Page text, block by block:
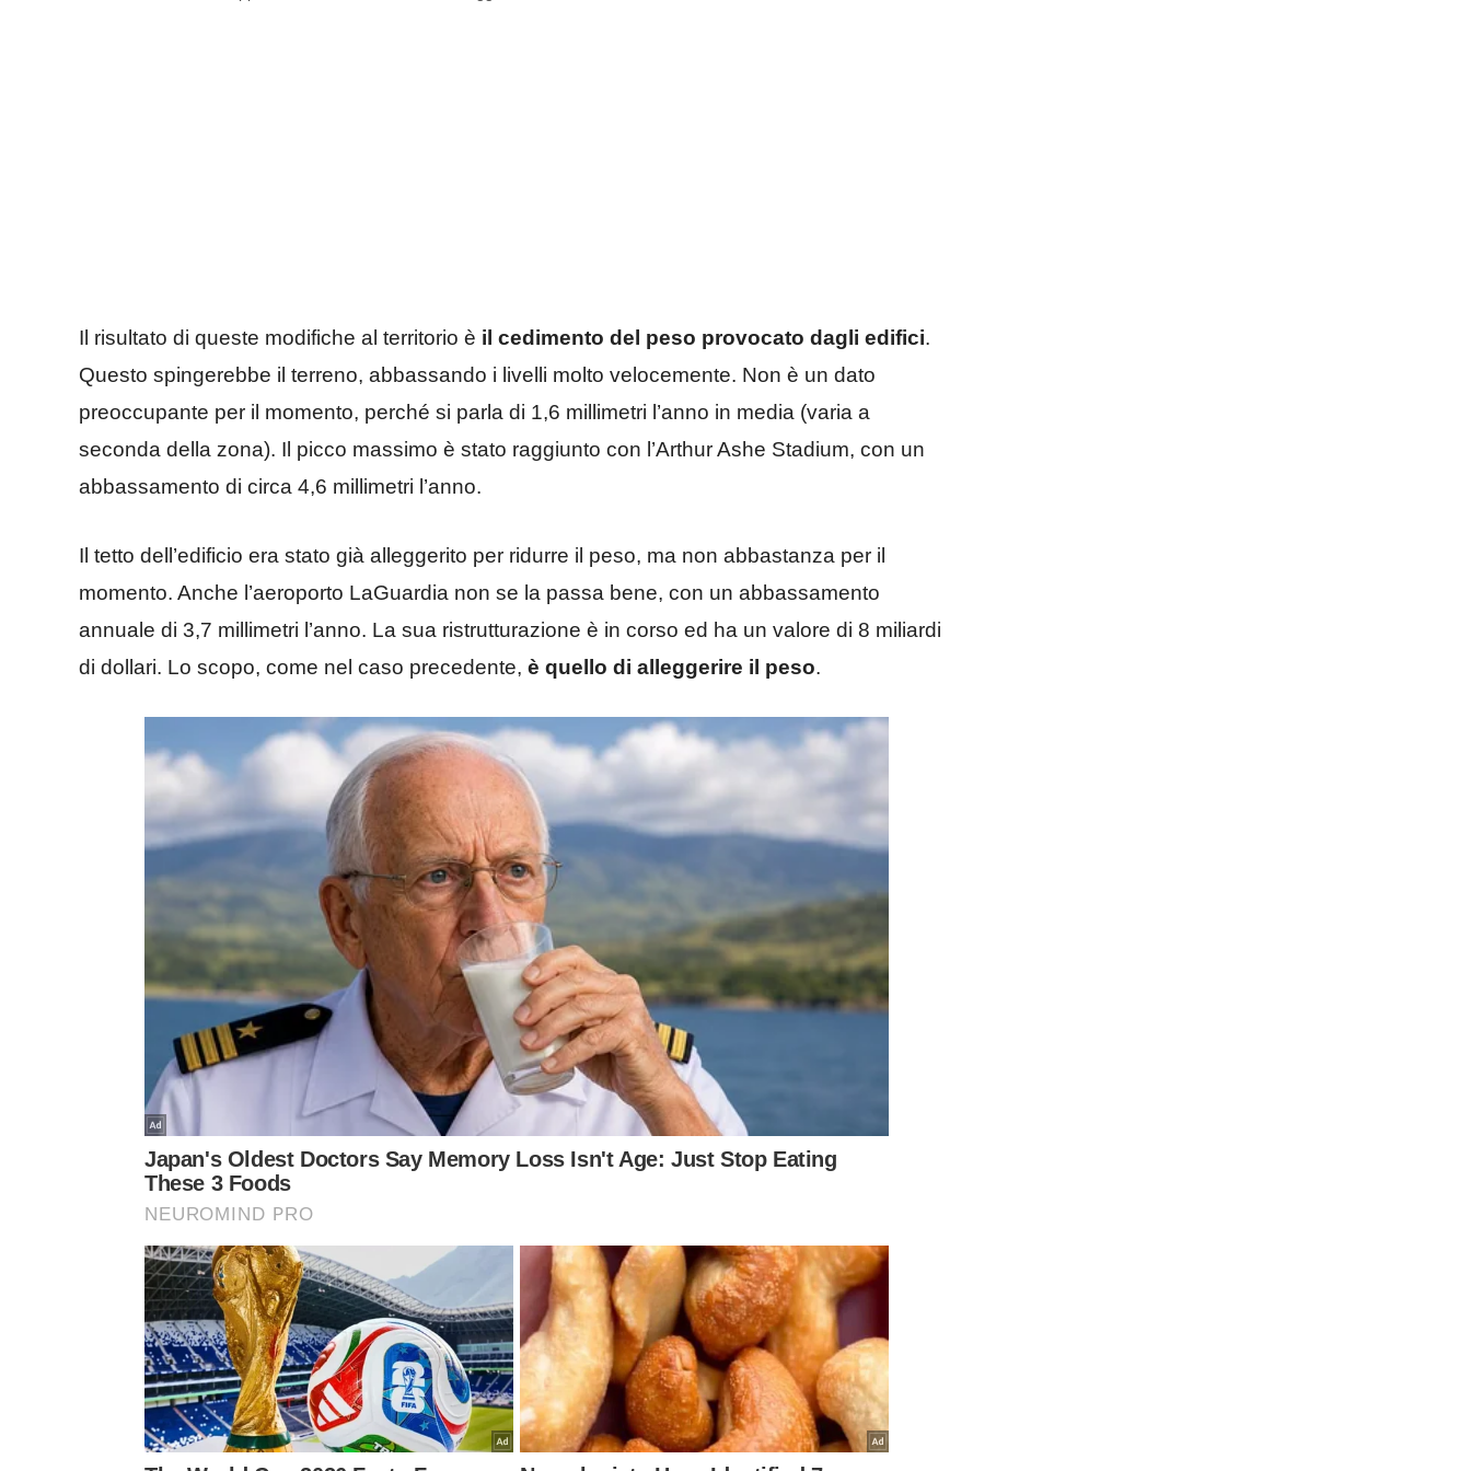
Il risultato di queste modifiche al territorio è il cedimento del peso provocato dagli edifici.
Questo spingerebbe il terreno, abbassando i livelli molto velocemente. Non è un dato
preoccupante per il momento, perché si parla di 1,6 millimetri l’anno in media (varia a
seconda della zona). Il picco massimo è stato raggiunto con l’Arthur Ashe Stadium, con un
abbassamento di circa 4,6 millimetri l’anno.
Il tetto dell’edificio era stato già alleggerito per ridurre il peso, ma non abbastanza per il
momento. Anche l’aeroporto LaGuardia non se la passa bene, con un abbassamento
annuale di 3,7 millimetri l’anno. La sua ristrutturazione è in corso ed ha un valore di 8 miliardi
di dollari. Lo scopo, come nel caso precedente, è quello di alleggerire il peso.